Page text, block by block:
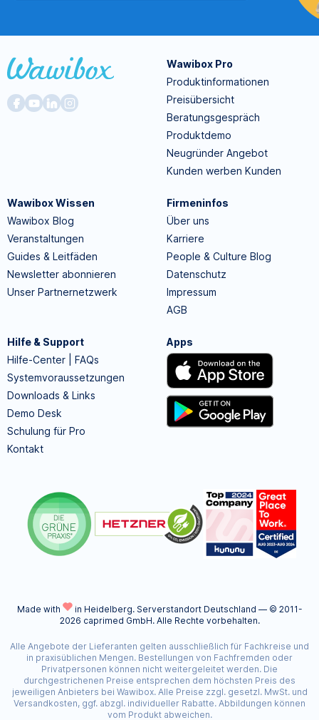
Wawibox Pro
Produktinformationen
Preisübersicht
Beratungsgespräch
Produktdemo
Neugründer Angebot
Kunden werben Kunden
Wawibox Wissen
Wawibox Blog
Veranstaltungen
Guides & Leitfäden
Newsletter abonnieren
Unser Partnernetzwerk
Firmeninfos
Über uns
Karriere
People & Culture Blog
Datenschutz
Impressum
AGB
Hilfe & Support
Hilfe-Center | FAQs
Systemvoraussetzungen
Downloads & Links
Demo Desk
Schulung für Pro
Kontakt
Apps
Made with in Heidelberg. Serverstandort Deutschland — © 2011-
2026 caprimed GmbH. Alle Rechte vorbehalten.
Alle Angebote der Lieferanten gelten ausschließlich für Fachkreise und
in praxisüblichen Mengen. Bestellungen von Fachfremden oder
Privatpersonen können nicht weitergeleitet werden. Die
durchgestrichenen Preise entsprechen dem höchsten Preis des
jeweiligen Anbieters bei Wawibox. Alle Preise zzgl. gesetzl. MwSt. und
Versandkosten, ggf. abzgl. individueller Rabatte. Abbildungen können
vom Produkt abweichen.